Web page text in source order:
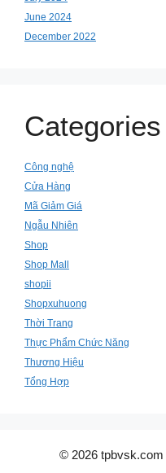
June 2024
December 2022
Categories
Công nghệ
Cửa Hàng
Mã Giảm Giá
Ngẫu Nhiên
Shop
Shop Mall
shopii
Shopxuhuong
Thời Trang
Thực Phẩm Chức Năng
Thương Hiệu
Tổng Hợp
© 2026 tpbvsk.com